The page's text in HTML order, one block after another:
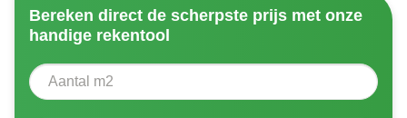
Bereken direct de scherpste prijs met onze
handige rekentool
Aantal vierkante meter